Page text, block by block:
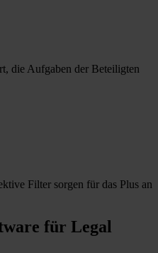
die Aufgaben der Beteiligten
Filter sorgen für das Plus an
für Legal